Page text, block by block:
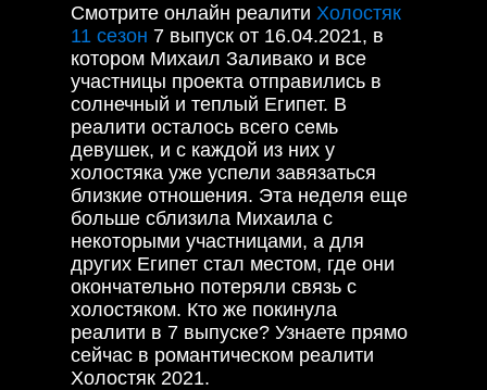
Смотрите онлайн реалити Холостяк
11 сезон 7 выпуск от 16.04.2021, в
котором Михаил Заливако и все
участницы проекта отправились в
солнечный и теплый Египет. В
реалити осталось всего семь
девушек, и с каждой из них у
холостяка уже успели завязаться
близкие отношения. Эта неделя еще
больше сблизила Михаила с
некоторыми участницами, а для
других Египет стал местом, где они
окончательно потеряли связь с
холостяком. Кто же покинула
реалити в 7 выпуске? Узнаете прямо
сейчас в романтическом реалити
Холостяк 2021.